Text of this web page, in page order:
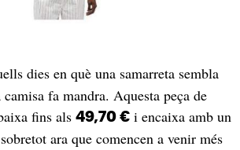
dies en què una samarreta sembla
fa mandra. Aquesta peça de
fins als 49,70 €i encaixa amb un
ara que comencen a venir més